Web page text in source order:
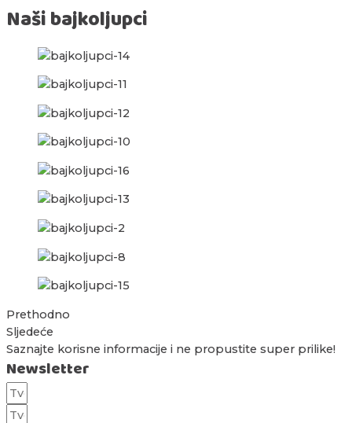
Naši bajkoljupci
Prethodno
Sljedeće
Saznajte korisne informacije i ne propustite super prilike!
Newsletter